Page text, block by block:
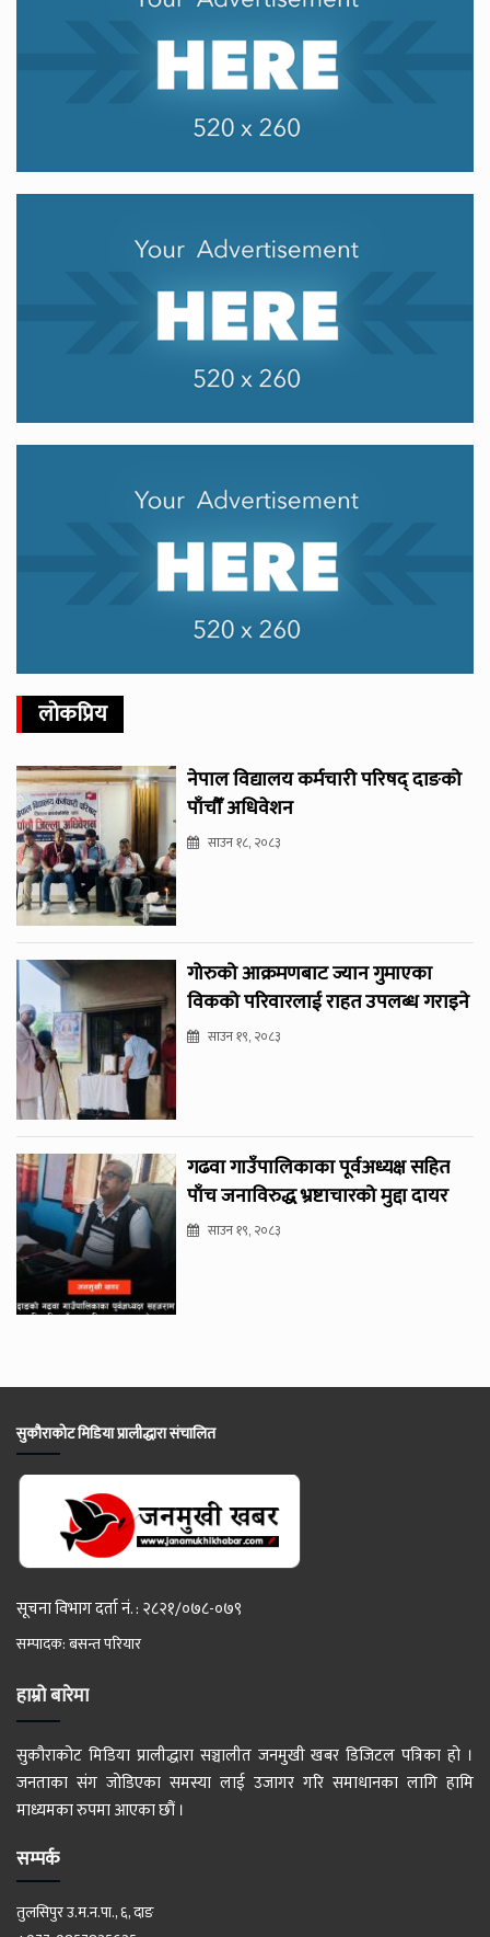
लोकप्रिय
नेपाल विद्यालय कर्मचारी परिषद् दाङको
पाँचौँ अधिवेशन
साउन १८, २०८३
गोरुको आक्रमणबाट ज्यान गुमाएका
विकको परिवारलाई राहत उपलब्ध गराइने
साउन १९, २०८३
गढवा गाउँपालिकाका पूर्वअध्यक्ष सहित
पाँच जनाविरुद्ध भ्रष्टाचारको मुद्दा दायर
साउन १९, २०८३
सुकौराकोट मिडिया प्रालीद्धारा संचालित
सूचना विभाग दर्ता नं. : २८२१/०७८-०७९
सम्पादक: बसन्त परियार
हाम्रो बारेमा
सुकौराकोट मिडिया प्रालीद्धारा सञ्चालीत जनमुखी खबर डिजिटल पत्रिका हो ।
जनताका संग जोडिएका समस्या लाई उजागर गरि समाधानका लागि हामि
माध्यमका रुपमा आएका छौं ।
सम्पर्क
तुलसिपुर उ.म.न.पा., ६, दाङ